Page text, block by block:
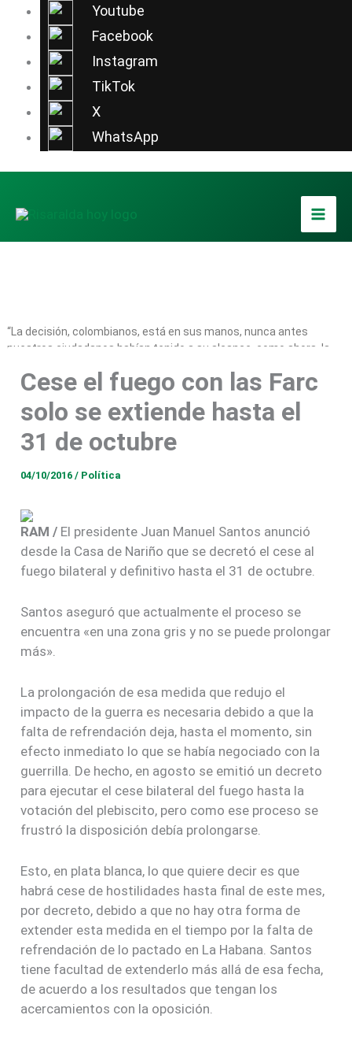
Youtube
Facebook
Instagram
TikTok
X
WhatsApp
contenido
“La decisión, colombianos, está en sus manos, nunca antes
nuestros ciudadanos habían tenido a su alcance, como ahora, la
mañana!”, exhortó el Presidente a la Nación.
Cese el fuego con las Farc
solo se extiende hasta el
31 de octubre
04/10/2016/ Política
RAM / El presidente Juan Manuel Santos anunció
desde la Casa de Nariño que se decretó el cese al
fuego bilateral y definitivo hasta el 31 de octubre.
Santos aseguró que actualmente el proceso se
encuentra «en una zona gris y no se puede prolongar
más».
La prolongación de esa medida que redujo el
impacto de la guerra es necesaria debido a que la
falta de refrendación deja, hasta el momento, sin
efecto inmediato lo que se había negociado con la
guerrilla. De hecho, en agosto se emitió un decreto
para ejecutar el cese bilateral del fuego hasta la
votación del plebiscito, pero como ese proceso se
frustró la disposición debía prolongarse.
Esto, en plata blanca, lo que quiere decir es que
habrá cese de hostilidades hasta final de este mes,
por decreto, debido a que no hay otra forma de
extender esta medida en el tiempo por la falta de
refrendación de lo pactado en La Habana. Santos
tiene facultad de extenderlo más allá de esa fecha,
de acuerdo a los resultados que tengan los
acercamientos con la oposición.